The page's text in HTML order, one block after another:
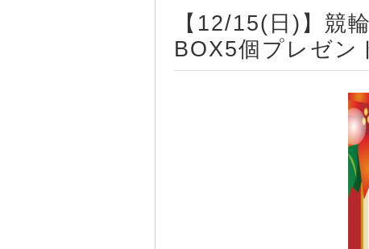
【12/15(日)】競
BOX5個プレゼン